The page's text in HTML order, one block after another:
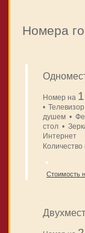
Номера
Номер на 1
•
душем •
стол •
Интернет
Стоимость